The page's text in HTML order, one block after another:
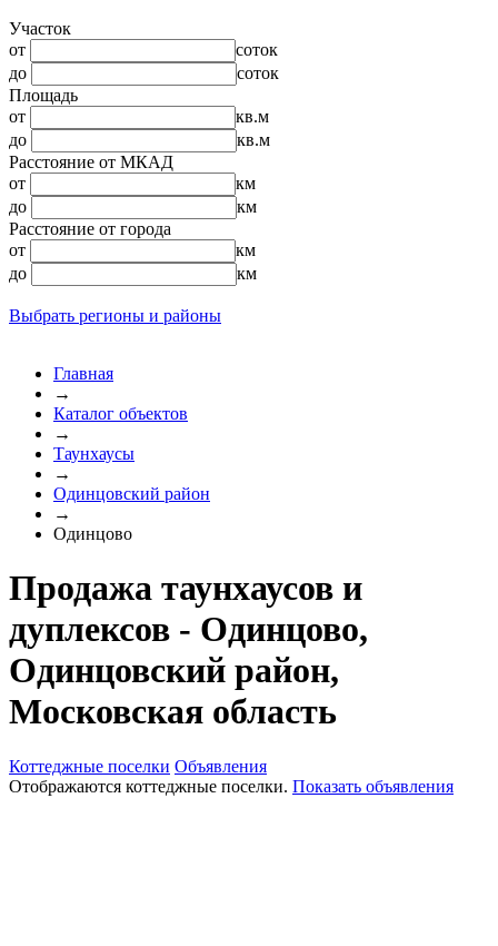
Участок
от
соток
до
соток
Площадь
от
кв.м
до
кв.м
Расстояние от МКАД
от
км
до
км
Расстояние от города
от
км
до
км
Выбрать регионы и районы
Главная
→
Каталог объектов
→
Таунхаусы
→
Одинцовский район
→
Одинцово
Продажа таунхаусов и
дуплексов - Одинцово,
Одинцовский район,
Московская область
Коттеджные поселки Объявления
Отображаются коттеджные поселки. Показать объявления